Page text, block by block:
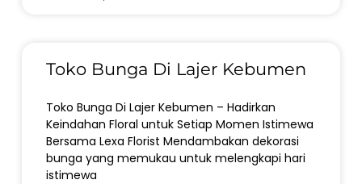
Toko Bunga Di Lajer Kebumen
Toko Bunga Di Lajer Kebumen – Hadirkan
Keindahan Floral untuk Setiap Momen Istimewa
Bersama Lexa Florist Mendambakan dekorasi
bunga yang memukau untuk melengkapi hari
istimewa